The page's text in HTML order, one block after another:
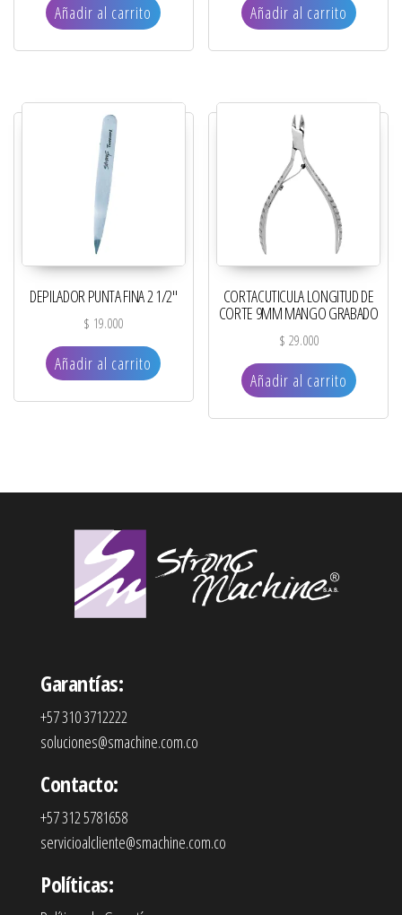
Añadir al carrito Añadir al carrito
DEPILADOR PUNTA FINA 2 1/2″
$ 19.000
Añadir al carrito
CORTACUTICULA LONGITUD DE
CORTE 9MM MANGO GRABADO
$ 29.000
Añadir al carrito
Garantías:
+57 310 3712222
soluciones@smachine.com.co
Contacto:
+57 312 5781658
servicioalcliente@smachine.com.co
Políticas: